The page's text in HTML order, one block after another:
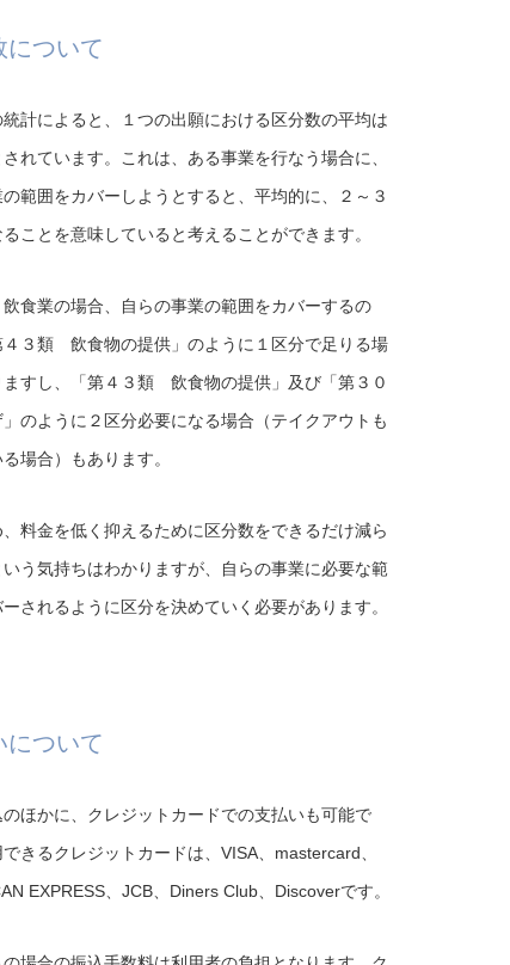
について
計によると、１つの出願における区分数の平均は
されています。これは、ある事業を行なう場合に、
範囲をカバーしようとすると、平均的に、２～３
ことを意味していると考えることができます。
食業の場合、自らの事業の範囲をカバーするの
４３類 飲食物の提供」のように１区分で足りる場
ますし、「第４３類 飲食物の提供」及び「第３０
のように２区分必要になる場合（テイクアウトも
場合）もあります。
、料金を低く抑えるために区分数をできるだけ減ら
いう気持ちはわかりますが、自らの事業に必要な範
されるように区分を決めていく必要があります。
について
ほかに、クレジットカードでの支払いも可能で
きるクレジットカードは、VISA、mastercard、
EXPRESS、JCB、Diners Club、Discoverです。